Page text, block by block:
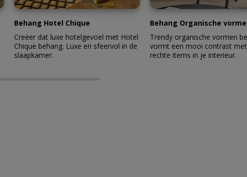
Behang Hotel Chique
Creëer dat luxe hotelgevoel met Hotel
Chique behang. Luxe en sfeervol in de
slaapkamer.
Behang Organische
Trendy organische vormen
vormt een mooi contrast
rechte items in je interieur.